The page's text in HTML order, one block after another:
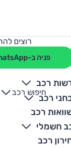
רוצים
פניה ב-WhatsApp
רכב
רכב
רכב
חשמלי
רכב
חיפוש רכב
+
-